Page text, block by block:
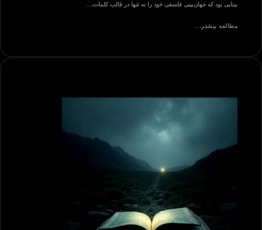
بینایی بود که جهان‌بینی فلسفی خود را نه تنها در قالب کلمات،…
مطالعه بیشتر...